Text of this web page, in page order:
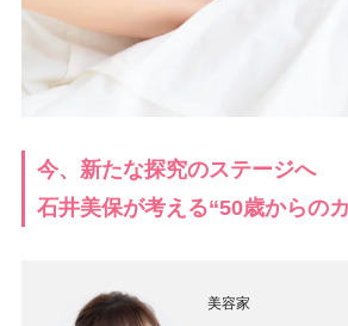
今、新たな探究のステージへ
石井美保が考える“50歳からの
美容家